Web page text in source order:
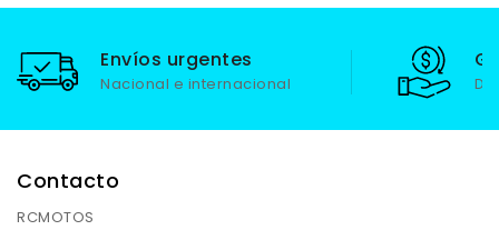
Envíos urgentes
Nacional e internacional
Contacto
RCMOTOS